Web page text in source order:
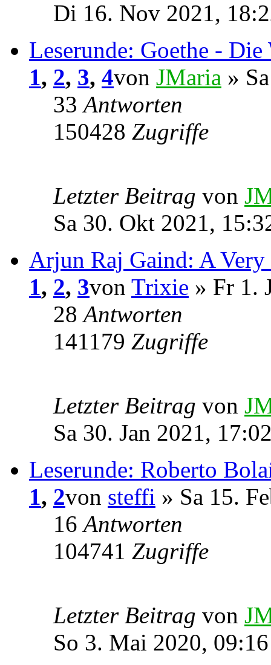
Di 16. Nov 2021,
Leserunde: Goethe -
1, 2, 3, 4von JMaria »
33Antworten
150428 Zugriffe
Letzter Beitrag von
Sa 30. Okt 2021,
Arjun Raj Gaind: A
1, 2, 3von Trixie » Fr 1.
28Antworten
141179 Zugriffe
Letzter Beitrag von
Sa 30. Jan 2021,
Leserunde: Roberto
1, 2von steffi » Sa 15.
16Antworten
104741 Zugriffe
Letzter Beitrag von
So 3. Mai 2020, 09:16